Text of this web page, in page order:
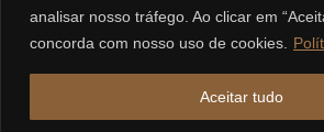
analisar nosso tráfego. Ao clicar em
concorda com nosso uso de cookies.
Aceitar tudo